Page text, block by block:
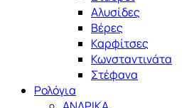
Αλυσίδες
Βέρες
Καρφίτσες
Κωνσταντινάτα
Στέφανα
Ρολόγια